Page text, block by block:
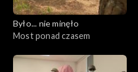
Było... nie minęło
Most ponad czasem